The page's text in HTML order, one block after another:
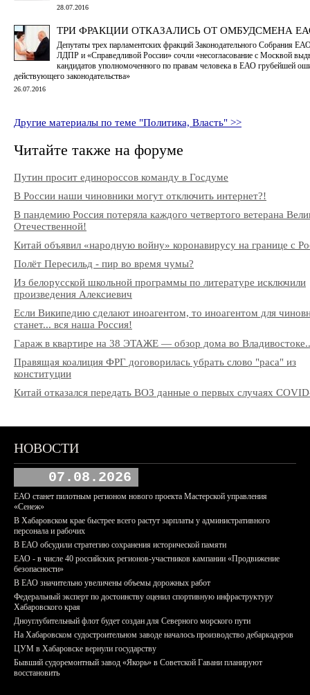
28.07.2016
ТРИ ФРАКЦИИ ОТКАЗАЛИСЬ ОТ ОМБУДСМЕНА
Депутаты трех парламентских фракций Законодательного Собрания
ЛДПР и «Справедливой России» сочли «несогласование с Москвой
кандидатов уполномоченного по правам человека в ЕАО грубейшей
действующего законодательства»
26.07.2016
Другие материалы по теме "Политика, Власть" >>
Читайте также на форуме
Путин просит единороссов команду в Госдуме
В России наши чиновники могут отключить интернет?!
В пандемию Россия потеряла каждого четвертого ветерана
Отечественной!
Китай объявил «народную войну» коронавирусу на границе с
Полёт Пересильд - пир во время чумы?
Из белорусской школьной программы по литературе исключили
произведения Алексиевич
Если Википедию сделают иноагентом, то иноагентом для
станет... вся наша Россия!
Гараж в квартире на 38 ЭТАЖЕ — обзор дома во
Правящая коалиция ФРГ договорилась убрать слово "раса" из
конституции
Китай отказался передать ВОЗ данные о первых случаях
НОВОСТИ
07.08.2026
ЕАО станет пилотным регионом нового проекта Мастерской управления
«Сенеж»
В Хабаровском крае быстрее всего растут зарплаты у административного
персонала и рабочих
В ЕАО обсудили стратегию сохранения исторической памяти
ЕАО - в числе 40 российских регионов-участников кампании «Продвижение
безопасности»
В ЕАО значительно увеличены объемы дорожных работ
Федеральный эксперт по достоинству оценил спортивную инфраструктуру
Хабаровского края
Дноуглубительный флот будет создан для Северного морского пути
На Хабаровском судостроительном заводе началось производство дебаркадеров
ЦУМ в Хабаровске вернули государству
Бывший судоремонтный завод «Якорь» в Советской Гавани планируют
восстановить